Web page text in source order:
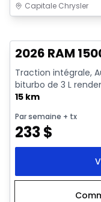
Capitale Chrysler
2026 RAM
Traction intégrale,
biturbo de 3 L
15 km
Par semaine + tx
233$